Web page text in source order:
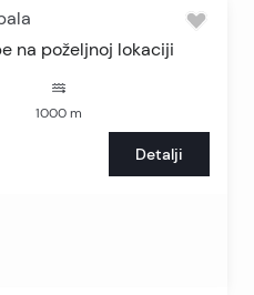
na poželjnoj lokaciji
1000 m
Detalji